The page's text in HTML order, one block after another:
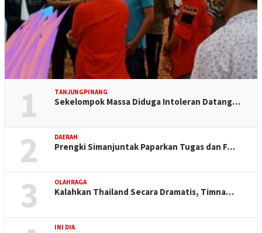
1 TANJUNGPINANG
Sekelompok Massa Diduga Intoleran Datang…
2 DAERAH
Prengki Simanjuntak Paparkan Tugas dan F…
3 OLAHRAGA
Kalahkan Thailand Secara Dramatis, Timna…
INI DIA